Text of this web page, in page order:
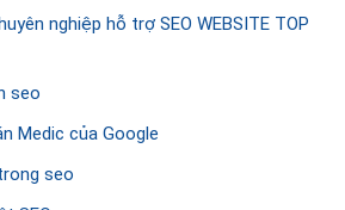
nghiệp hỗ trợ SEO WEBSITE TOP
seo
Medic của Google
seo